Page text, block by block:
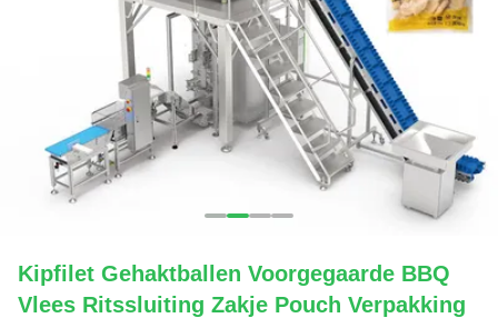
Kipfilet Gehaktballen Voorgegaarde BBQ
Vlees Ritssluiting Zakje Pouch Verpakking